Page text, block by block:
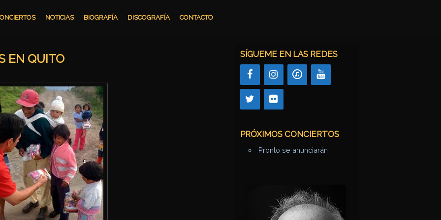
NOTICIAS BIOGRAFÍA DISCOGRAFÍA CONTACTO
EN QUITO SÍGUEME EN LAS REDES
PRÓXIMOS CONCIERTOS
Pronto se anunciarán